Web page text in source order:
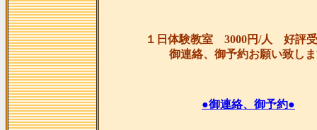
１日体験教室 3000円/人 好評
御連絡、御予約お願い致し
●御連絡、御予約●